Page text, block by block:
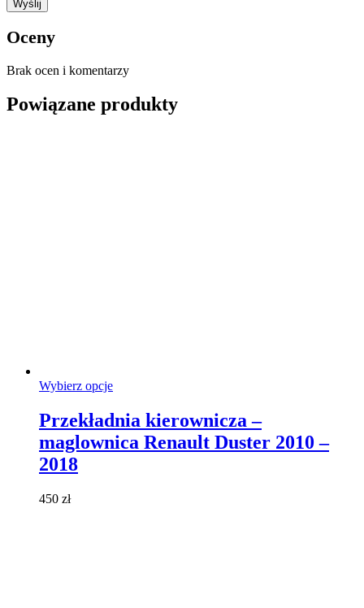
Oceny
Brak ocen i komentarzy
Powiązane produkty
Wybierz opcjeTen
ma
wiele
wariantów.
Przekładnia kierownicza –
maglownica Renault Duster 2010 –
2018
450 zł